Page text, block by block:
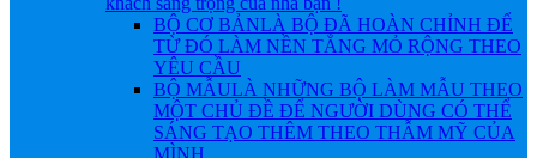
BỘ CƠ BẢNLÀ BỘ ĐÃ HOÀN CHỈNH ĐỂ
TỪ ĐÓ LÀM NỀN TẲNG MỎ RỘNG THEO
YÊU CẦU
BỘ MẪULÀ NHỮNG BỘ LÀM MẪU THEO
MỘT CHỦ ĐỀ ĐỂ NGƯỜI DÙNG CÓ THỂ
SÁNG TẠO THÊM THEO THẪM MỸ CỦA
MÌNH.